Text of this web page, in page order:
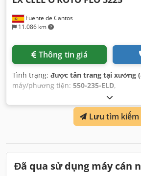
Fuente de Cantos
11.086 km
Thông tin giá
Tình trạng: được tân trang tại xưởng
máy/phương tiện: 550-235-ELD,
Lưu tìm kiếm
Đã qua sử dụng máy cán